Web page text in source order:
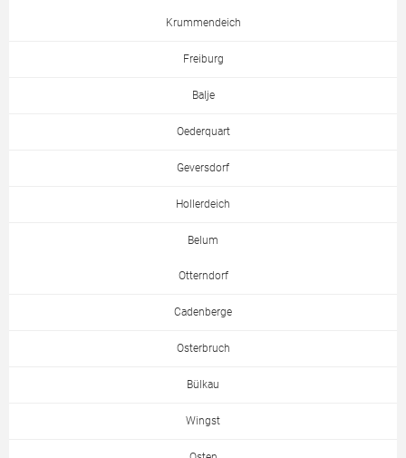
Krummendeich
Freiburg
Balje
Oederquart
Geversdorf
Hollerdeich
Belum
Otterndorf
Cadenberge
Osterbruch
Bülkau
Wingst